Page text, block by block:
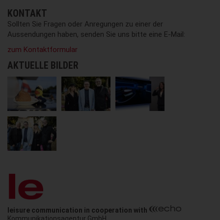
KONTAKT
Sollten Sie Fragen oder Anregungen zu einer der
Aussendungen haben, senden Sie uns bitte eine E-Mail:
zum Kontaktformular
AKTUELLE BILDER
leisure communication in cooperation with